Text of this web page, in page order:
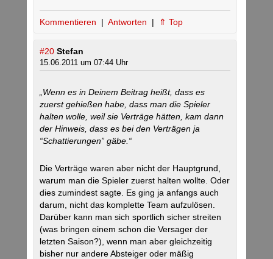
Kommentieren | Antworten | ⇑ Top
#20 Stefan
15.06.2011 um 07:44 Uhr
„Wenn es in Deinem Beitrag heißt, dass es
zuerst gehießen habe, dass man die Spieler
halten wolle, weil sie Verträge hätten, kam dann
der Hinweis, dass es bei den Verträgen ja
“Schattierungen” gäbe.“
Die Verträge waren aber nicht der Hauptgrund,
warum man die Spieler zuerst halten wollte. Oder
dies zumindest sagte. Es ging ja anfangs auch
darum, nicht das komplette Team aufzulösen.
Darüber kann man sich sportlich sicher streiten
(was bringen einem schon die Versager der
letzten Saison?), wenn man aber gleichzeitig
bisher nur andere Absteiger oder mäßig